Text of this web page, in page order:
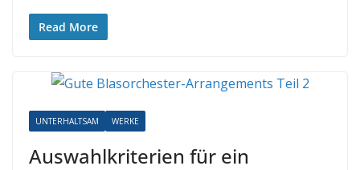
Read More
UNTERHALTSAM WERKE
Auswahlkriterien für ein